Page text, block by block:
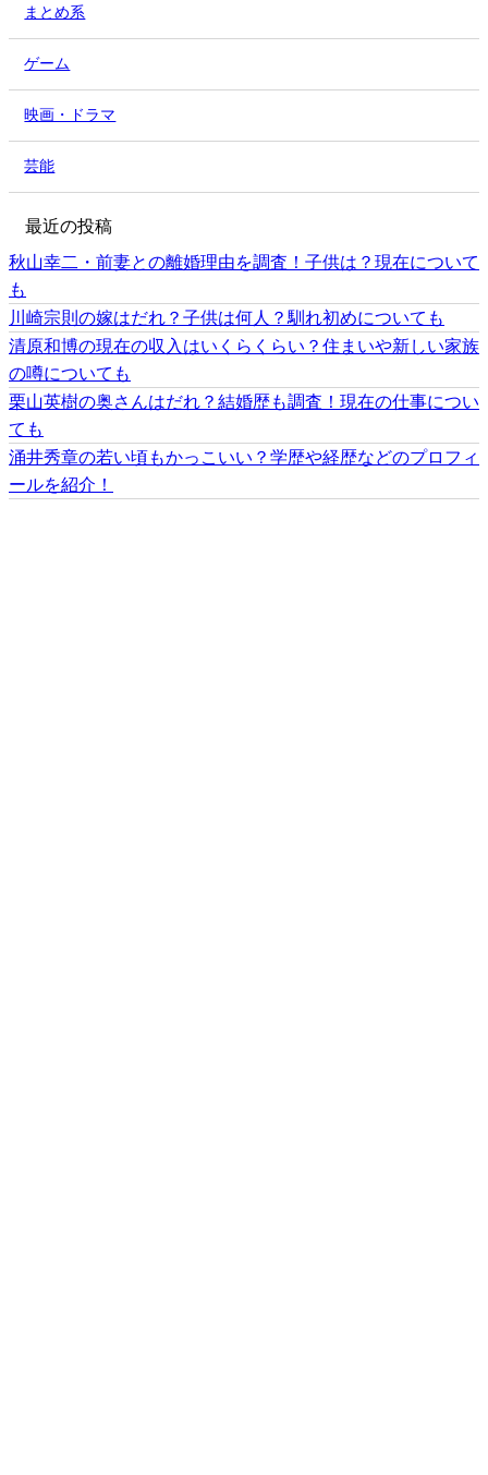
まとめ系
ゲーム
映画・ドラマ
芸能
最近の投稿
秋山幸二・前妻との離婚理由を調査！子供は？現在について
も
川崎宗則の嫁はだれ？子供は何人？馴れ初めについても
清原和博の現在の収入はいくらくらい？住まいや新しい家族
の噂についても
栗山英樹の奥さんはだれ？結婚歴も調査！現在の仕事につい
ても
涌井秀章の若い頃もかっこいい？学歴や経歴などのプロフィ
ールを紹介！